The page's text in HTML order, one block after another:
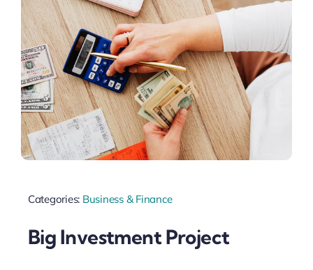
Categories: Business & Finance
Big Investment Project